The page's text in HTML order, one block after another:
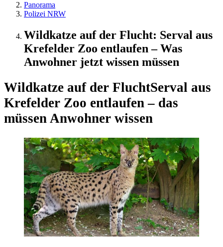
Panorama
Polizei NRW
Wildkatze auf der Flucht: Serval aus
Krefelder Zoo entlaufen – Was
Anwohner jetzt wissen müssen
Wildkatze auf der FluchtServal aus
Krefelder Zoo entlaufen – das
müssen Anwohner wissen